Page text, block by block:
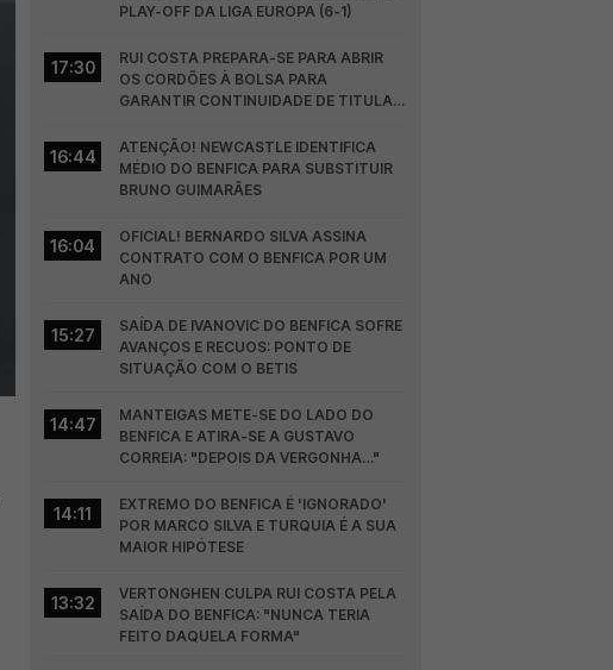
PLAY-OFF DA LIGA EUROPA (6-1)
17:30
RUI COSTA PREPARA-SE PARA ABRIR
OS CORDÕES À BOLSA PARA
GARANTIR CONTINUIDADE DE TITULAR
16:44
ATENÇÃO! NEWCASTLE IDENTIFICA
MÉDIO DO BENFICA PARA SUBSTITUIR
BRUNO GUIMARÃES
16:04
OFICIAL! BERNARDO SILVA ASSINA
CONTRATO COM O BENFICA POR UM
ANO
15:27
SAÍDA DE IVANOVIC DO BENFICA SOFRE
AVANÇOS E RECUOS: PONTO DE
SITUAÇÃO COM O BETIS
14:47
MANTEIGAS METE-SE DO LADO DO
BENFICA E ATIRA-SE A GUSTAVO
CORREIA: "DEPOIS DA VERGONHA…"
14:11
EXTREMO DO BENFICA É 'IGNORADO'
POR MARCO SILVA E TURQUIA É A SUA
MAIOR HIPÓTESE
13:32
VERTONGHEN CULPA RUI COSTA PELA
SAÍDA DO BENFICA: "NUNCA TERIA
FEITO DAQUELA FORMA"